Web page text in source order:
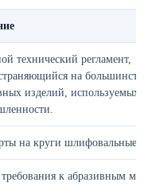
технический регламент,
на большинство
изделий, используемых в
на круги шлифовальные и
к абразивным